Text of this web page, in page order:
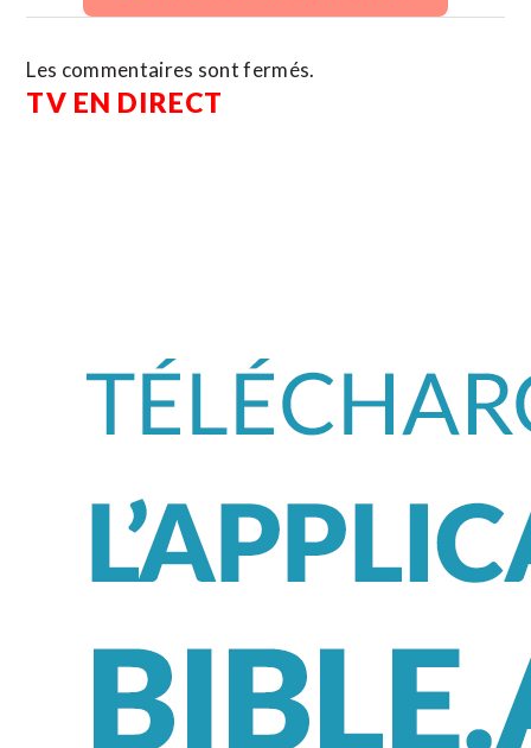
Les commentaires sont fermés.
TV EN DIRECT